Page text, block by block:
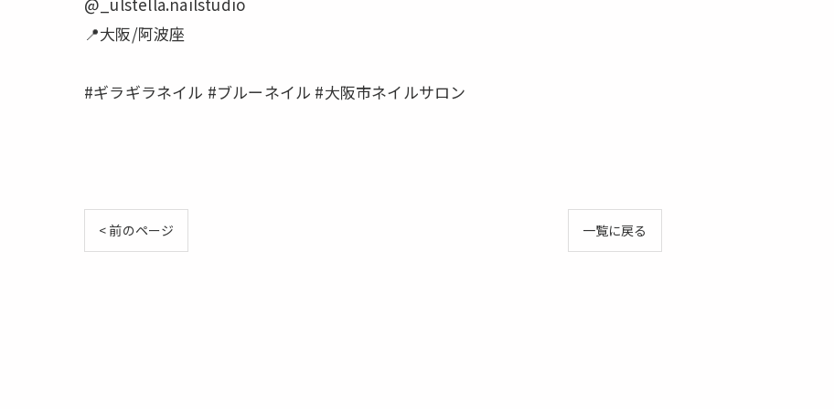
📍大阪/阿波座
#ギラギラネイル #ブルーネイル #大阪市ネイルサロン
< 前のページ 一覧に戻る